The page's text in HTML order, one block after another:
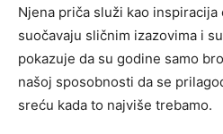
Njena priča služi kao inspiracija
suočavaju sličnim izazovima i
pokazuje da su godine samo
našoj sposobnosti da se
sreću kada to najviše trebamo.